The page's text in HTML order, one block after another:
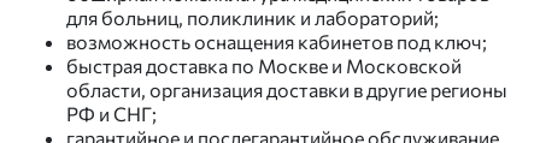
для больниц, поликлиник и лабораторий;
возможность оснащения кабинетов под ключ;
быстрая доставка по Москве и Московской
области, организация доставки в другие регионы
РФ и СНГ;
гарантийное и послегарантийное обслуживание,